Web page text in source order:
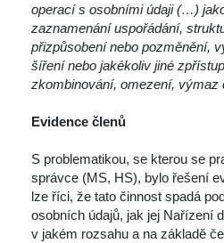
operací s osobními údaji (…)
zaznamenání uspořádání,
přizpůsobení nebo pozměnění,
šíření nebo jakékoliv jiné
zkombinování, omezení, výmaz
Evidence členů
S problematikou, se kterou se
právce (MS, HS), bylo řešení
lze říci, že tato činnost spadá
osobních údajů, jak jej Nařízení
v jakém rozsahu a na základě